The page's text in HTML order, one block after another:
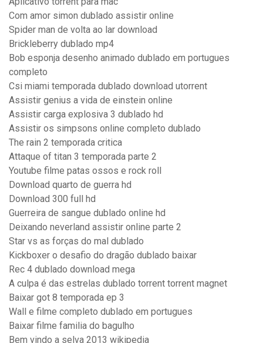
Com amor simon dublado assistir online
Spider man de volta ao lar download
Brickleberry dublado mp4
Bob esponja desenho animado dublado em portugues
completo
Csi miami temporada dublado download utorrent
Assistir genius a vida de einstein online
Assistir carga explosiva 3 dublado hd
Assistir os simpsons online completo dublado
The rain 2 temporada critica
Attaque of titan 3 temporada parte 2
Youtube filme patas ossos e rock roll
Download quarto de guerra hd
Download 300 full hd
Guerreira de sangue dublado online hd
Deixando neverland assistir online parte 2
Star vs as forças do mal dublado
Kickboxer o desafio do dragão dublado baixar
Rec 4 dublado download mega
A culpa é das estrelas dublado torrent torrent magnet
Baixar got 8 temporada ep 3
Wall e filme completo dublado em portugues
Baixar filme familia do bagulho
Bem vindo a selva 2013 wikipedia